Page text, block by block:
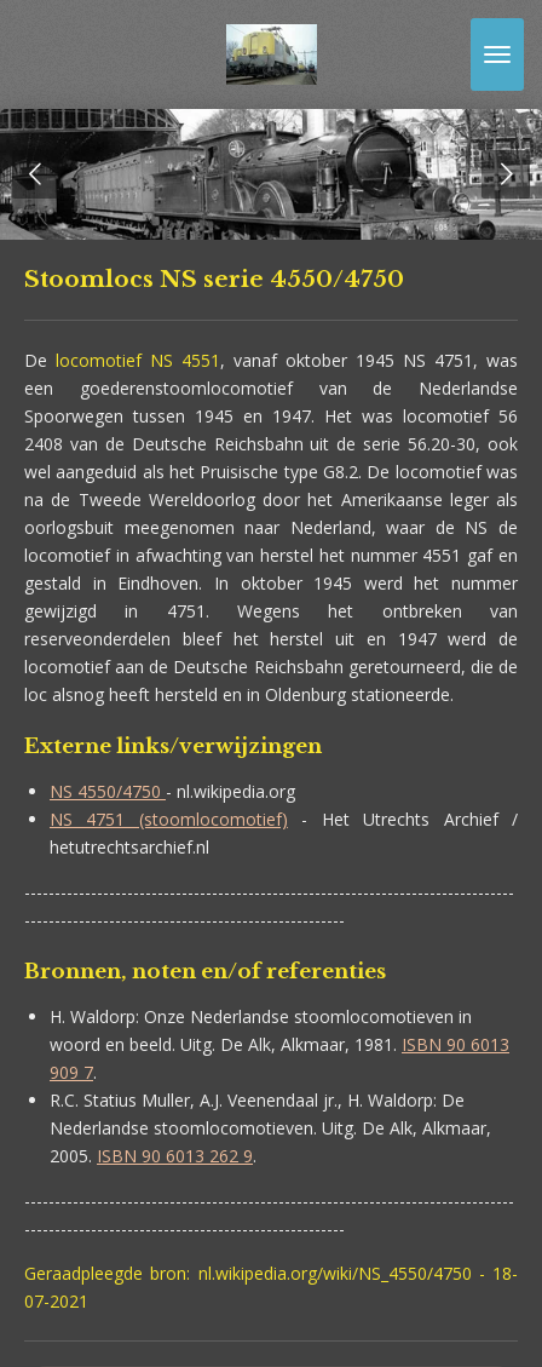
de
hoofdinhoud
Stoomlocs NS serie 4550/4750
De locomotief NS 4551 , vanaf oktober 1945 NS 4751, was
een goederenstoomlocomotief van de Nederlandse
Spoorwegen tussen 1945 en 1947. Het was locomotief 56
2408 van de Deutsche Reichsbahn uit de serie 56.20-30, ook
wel aangeduid als het Pruisische type G8.2. De locomotief was
na de Tweede Wereldoorlog door het Amerikaanse leger als
oorlogsbuit meegenomen naar Nederland, waar de NS de
locomotief in afwachting van herstel het nummer 4551 gaf en
gestald in Eindhoven. In oktober 1945 werd het nummer
gewijzigd in 4751. Wegens het ontbreken van
reserveonderdelen bleef het herstel uit en 1947 werd de
locomotief aan de Deutsche Reichsbahn geretourneerd, die de
loc alsnog heeft hersteld en in Oldenburg stationeerde.
Externe links/verwijzingen
NS 4550/4750 - nl.wikipedia.org
NS 4751 (stoomlocomotief) - Het Utrechts Archief /
hetutrechtsarchief.nl
---------------------------------------------------------------------------------
-----------------------------------------------------
Bronnen, noten en/of referenties
H. Waldorp: Onze Nederlandse stoomlocomotieven in
woord en beeld. Uitg. De Alk, Alkmaar, 1981. ISBN 90 6013
909 7.
R.C. Statius Muller, A.J. Veenendaal jr., H. Waldorp: De
Nederlandse stoomlocomotieven. Uitg. De Alk, Alkmaar,
2005. ISBN 90 6013 262 9.
---------------------------------------------------------------------------------
-----------------------------------------------------
Geraadpleegde bron: nl.wikipedia.org/wiki/NS_4550/4750 - 18-
07-2021